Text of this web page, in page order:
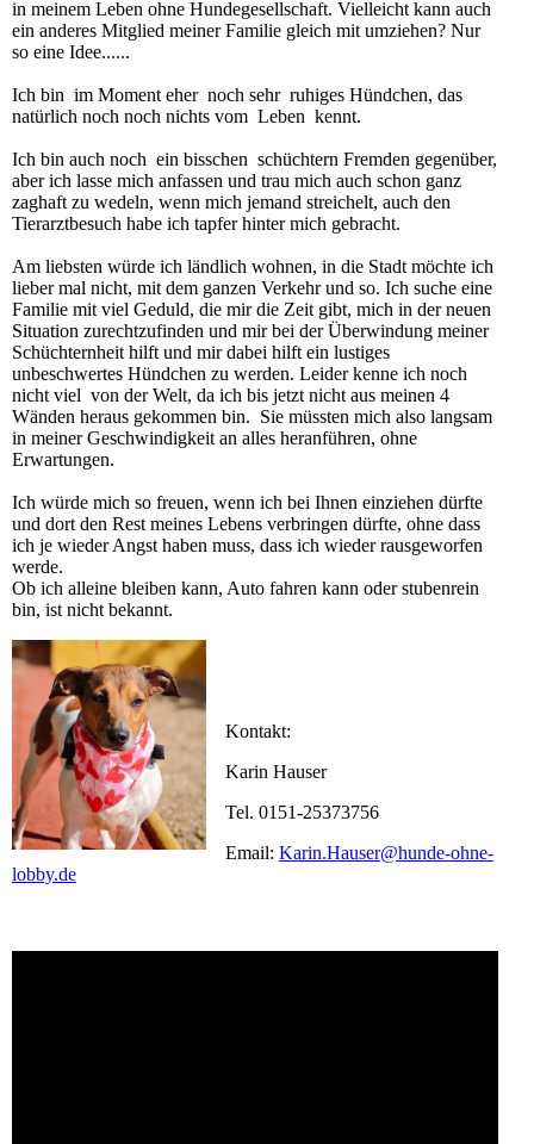
in meinem Leben ohne Hundegesellschaft. Vielleicht kann auch
ein anderes Mitglied meiner Familie gleich mit umziehen? Nur
so eine Idee......
Ich bin im Moment eher noch sehr ruhiges Hündchen, das
natürlich noch noch nichts vom Leben kennt.
Ich bin auch noch ein bisschen schüchtern Fremden gegenüber,
aber ich lasse mich anfassen und trau mich auch schon ganz
zaghaft zu wedeln, wenn mich jemand streichelt, auch den
Tierarztbesuch habe ich tapfer hinter mich gebracht.
Am liebsten würde ich ländlich wohnen, in die Stadt möchte ich
lieber mal nicht, mit dem ganzen Verkehr und so. Ich suche eine
Familie mit viel Geduld, die mir die Zeit gibt, mich in der neuen
Situation zurechtzufinden und mir bei der Überwindung meiner
Schüchternheit hilft und mir dabei hilft ein lustiges
unbeschwertes Hündchen zu werden. Leider kenne ich noch
nicht viel von der Welt, da ich bis jetzt nicht aus meinen 4
Wänden heraus gekommen bin. Sie müssten mich also langsam
in meiner Geschwindigkeit an alles heranführen, ohne
Erwartungen.
Ich würde mich so freuen, wenn ich bei Ihnen einziehen dürfte
und dort den Rest meines Lebens verbringen dürfte, ohne dass
ich je wieder Angst haben muss, dass ich wieder rausgeworfen
werde.
Ob ich alleine bleiben kann, Auto fahren kann oder stubenrein
bin, ist nicht bekannt.
Kontakt:
Karin Hauser
Tel. 0151-25373756
Email: Karin.Hauser@hunde-ohne-
lobby.de